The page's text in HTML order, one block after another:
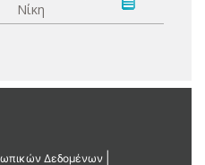
Νίκη